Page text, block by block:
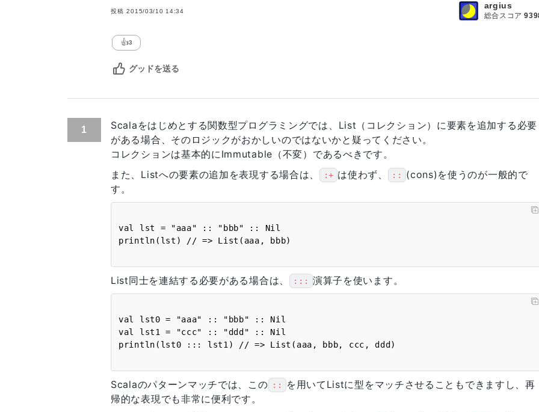
投稿 2015/03/10 14:34
argius
総合スコア
👍3
グッドを送る
1
Scalaをはじめとする関数型プログラミングでは、List（コレクション）に要素を追加する必要
がある場合、そのロジックがおかしいのではないかと疑ってください。
コレクションは基本的にImmutable（不変）であるべきです。
また、Listへの要素の追加を表現する場合は、
:+ は使わず、 ::
(cons)を使うのが一般的で
す。
val lst = "aaa" :: "bbb" :: Nil
List同士を連結する必要がある場合は、 ::: 演算子を使います。
val lst0 = "aaa" :: "bbb" :: Nil
val lst1 = "ccc" :: "ddd" :: Nil
Scalaのパターンマッチでは、この ::
を用いてListに型をマッチさせることもできますし、再
帰的な表現でも非常に便利です。